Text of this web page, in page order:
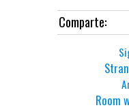
Comparte:
Room